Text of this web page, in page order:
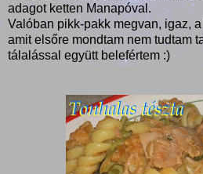
adagot ketten Manapóval.
Valóban pikk-pakk megvan, igaz,
amit elsőre mondtam nem tudtam
tálalással együtt belefértem :)